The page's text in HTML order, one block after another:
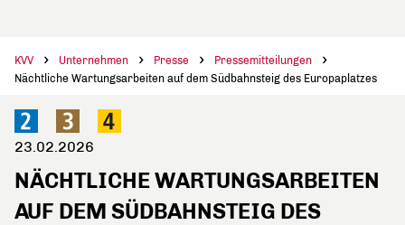
KVV Unternehmen Presse
Pressemitteilungen
Nächtliche Wartungsarbeiten auf dem Südbahnsteig des Europaplatzes
23.02.2026
NÄCHTLICHE WARTUNGSARBEITEN
AUF DEM SÜDBAHNSTEIG DES